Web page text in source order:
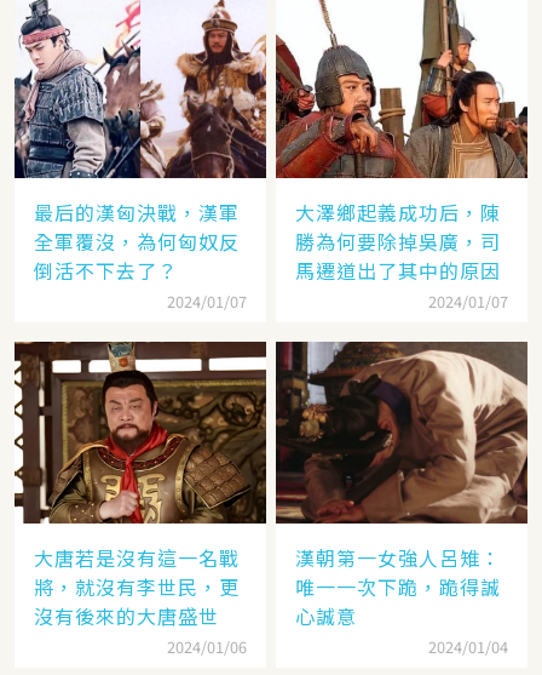
最后的漢匈決戰，漢軍
全軍覆沒，為何匈奴反
倒活不下去了？
2024/01/07
大澤鄉起義成功后，陳
勝為何要除掉吳廣，司
馬遷道出了其中的原因
2024/01/07
大唐若是沒有這一名戰
將，就沒有李世民，更
沒有後來的大唐盛世
2024/01/06
漢朝第一女強人呂雉：
唯一一次下跪，跪得誠
心誠意
2024/01/04